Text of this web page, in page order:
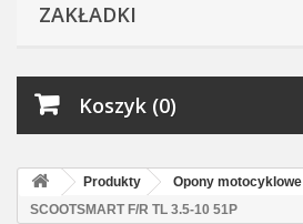
ZAKŁADKI
Koszyk (0)
Produkty Opony motocyklowe
SCOOTSMART F/R TL 3.5-10 51P